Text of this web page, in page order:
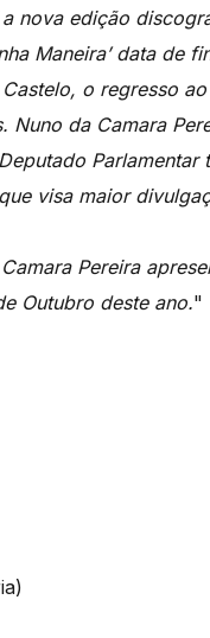
a nova edição
Maneira’ data de
o regresso
da Camara
visa maior
Pereira
Outubro deste ano."